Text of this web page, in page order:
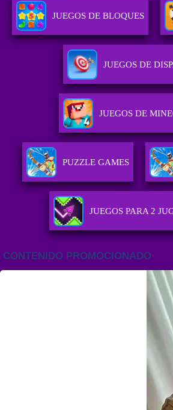
JUEGOS DE BLOQUES
JUEGOS DE
JUEGOS DE
PUZZLE GAMES
JUEGOS PARA 2